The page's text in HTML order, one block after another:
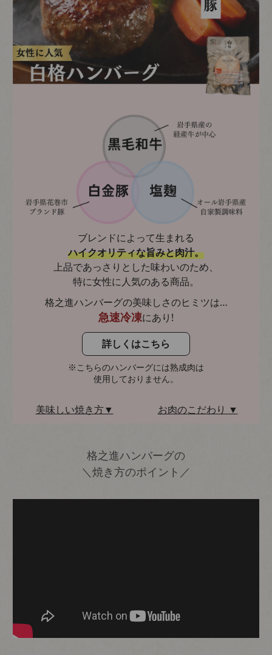
ブレンドによって生まれる
ハイクオリティな旨みと肉汁。
上品であっさりとした味わいのため、
特に女性に人気のある商品。
格之進ハンバーグの美味しさのヒミツは…
急速冷凍にあり!
詳しくはこちら
※こちらのハンバーグには熟成肉は
使用しておりません。
美味しい焼き方▼ お肉のこだわり ▼
格之進ハンバーグの
＼焼き方のポイント／